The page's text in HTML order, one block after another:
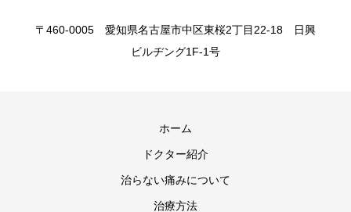
〒460-0005 愛知県名古屋市中区東桜2丁目22-18 日興
ビルヂング1F-1号
ホーム
ドクター紹介
治らない痛みについて
治療方法